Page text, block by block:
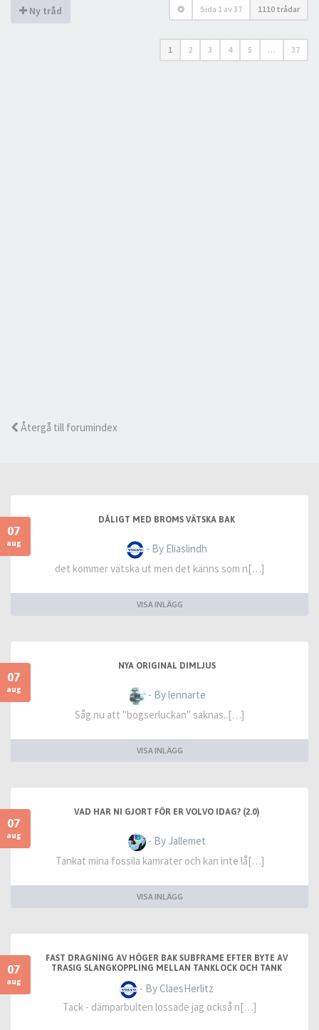
Ny tråd Sida 1 av37 1110 trådar
1 2 3 4 5 … 37
Återgå till forumindex
07
aug
DÅLIGT MED BROMS VÄTSKA BAK
- By Eliaslindh
det kommer vätska ut men det känns som n[…]
VISA INLÄGG
07
aug
NYA ORIGINAL DIMLJUS
- By lennarte
Såg nu att "bogserluckan" saknas..[…]
VISA INLÄGG
07
aug
VAD HAR NI GJORT FÖR ER VOLVO IDAG? (2.0)
- By Jallemet
Tankat mina fossila kamrater och kan inte lå[…]
VISA INLÄGG
07
aug
FAST DRAGNING AV HÖGER BAK SUBFRAME EFTER BYTE AV
TRASIG SLANGKOPPLING MELLAN TANKLOCK OCH TANK
- By ClaesHerlitz
Tack - dämparbulten lossade jag också n[…]